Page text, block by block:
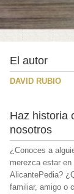
El autor
DAVID RUBIO
Haz historia
nosotros
¿Conoces a
merezca estar en
AlicantePedia?
familiar, amigo o